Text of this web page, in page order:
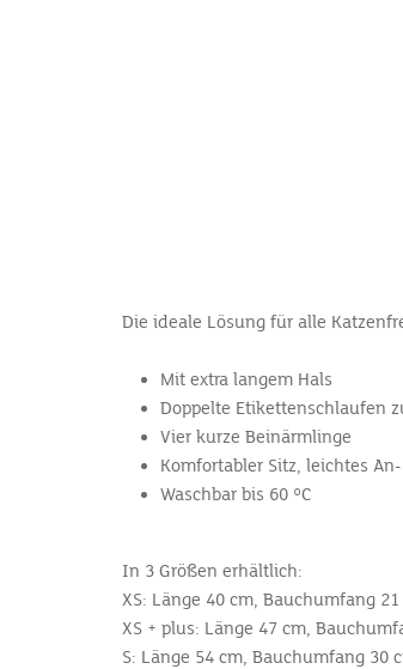
Die ideale Lösung für alle
Mit extra langem Hals
Doppelte Etikettenschlaufen
Vier kurze Beinärmlinge
Komfortabler Sitz, leichtes
Waschbar bis 60 °C
In 3 Größen erhältlich:
XS: Länge 40 cm, Bauchumfang
XS + plus: Länge 47 cm,
S: Länge 54 cm, Bauchumfang 30